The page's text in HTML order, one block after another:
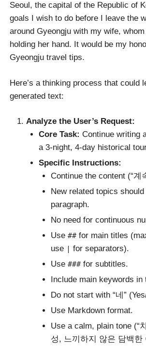
Seoul, the capital of the Republic of
goals I wish to do before I leave the
around Gyeongju with my wife,
holding her hand. It would be my
Gyeongju travel tips.
Here’s a thinking process that could
generated text:
Analyze the User’s Request:
Core Task: Continue writing
a 3-night, 4-day historical
Specific Instructions:
Continue the content (“계
New related topics
paragraph.
No need for continuous
Use ## for main titles
use | for separators).
Use ### for subtitles.
Include main keywords
Do not start with “네”
Use Markdown format.
Use a calm, plain tone (“
성, 느끼하지 않은 담백한